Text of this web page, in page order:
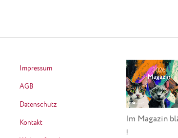
Impressum
AGB
Datenschutz
Kontakt
Im Magazin
!